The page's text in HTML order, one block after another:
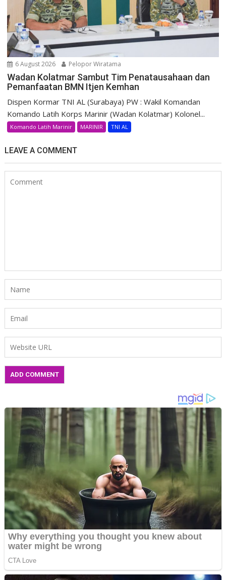
6 August 2026 Pelopor Wiratama
Wadan Kolatmar Sambut Tim Penatausahaan dan
Pemanfaatan BMN Itjen Kemhan
Dispen Kormar TNI AL (Surabaya) PW : Wakil Komandan
Komando Latih Korps Marinir (Wadan Kolatmar) Kolonel...
Komando Latih Marinir MARINIR TNI AL
LEAVE A COMMENT